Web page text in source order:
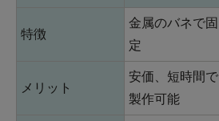
特徴
金属のバネで固
定
メリット
安価、短時間で
製作可能